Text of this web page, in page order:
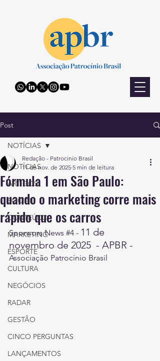
Post
NOTÍCIAS
ARTIGOS
SOCIAL
CONTEÚDO
MARKETING
ESPORTE
CULTURA
NEGÓCIOS
RADAR
GESTÃO
CINCO PERGUNTAS
LANÇAMENTOS
NOTÍCIAS
Fórmula 1 em São Paulo:
quando o marketing corre mais
rápido que os carros
Redação - Patrocinio Brasil
11 de nov. de 2025 5 min de leitura
Sponsors News #4 - 11 de
novembro de 2025  - APBR -
Associação Patrocínio Brasil